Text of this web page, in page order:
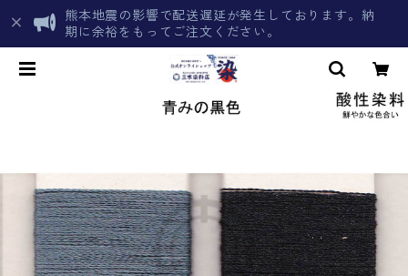
熊本地震の影響で配送遅延が発生しております。納
期に余裕をもってご注文ください。